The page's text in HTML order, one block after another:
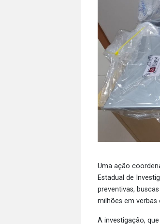
Uma ação
Estadual de
preventivas,
milhões em verbas
A investigação,